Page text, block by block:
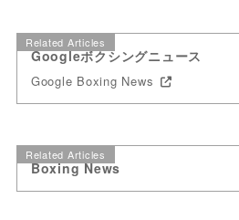
Related Articles
Googleボクシングニュース
Google Boxing News
Related Articles
Boxing News